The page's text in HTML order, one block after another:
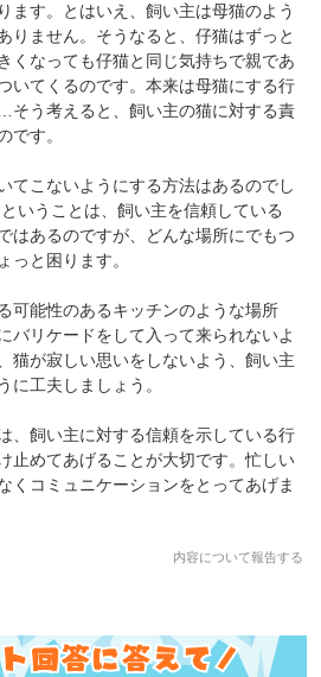
ます。とはいえ、飼い主は母猫のよう
りません。そうなると、仔猫はずっと
くなっても仔猫と同じ気持ちで親であ
いてくるのです。本来は母猫にする行
そう考えると、飼い主の猫に対する責
です。
てこないようにする方法はあるのでし
いうことは、飼い主を信頼している
はあるのですが、どんな場所にでもつ
っと困ります。
可能性のあるキッチンのような場所
バリケードをして入って来られないよ
猫が寂しい思いをしないよう、飼い主
に工夫しましょう。
、飼い主に対する信頼を示している行
止めてあげることが大切です。忙しい
くコミュニケーションをとってあげま
内容について報告する